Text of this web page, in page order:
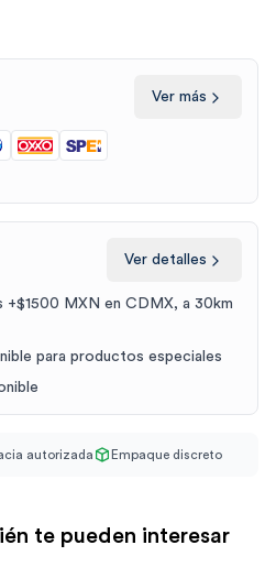
Ver más
Ver detalles
+$1500 MXN en CDMX, a 30km
para productos especiales
autorizada Empaque discreto
te pueden interesar